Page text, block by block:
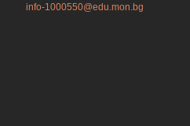
info-1000550@edu.mon.bg